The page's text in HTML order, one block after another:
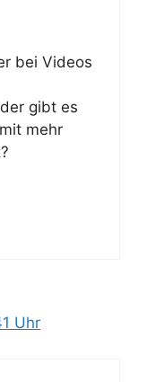
bei Videos
gibt es
mehr
Uhr